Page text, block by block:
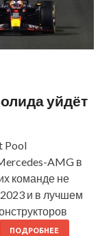
уйдёт
Pool
AMG в
команде не
и в лучшем
ПОДРОБНЕЕ